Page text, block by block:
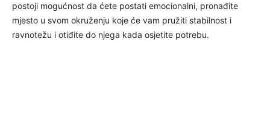
postoji mogućnost da ćete postati emocionalni, pronađite
mjesto u svom okruženju koje će vam pružiti stabilnost i
ravnotežu i otiđite do njega kada osjetite potrebu.